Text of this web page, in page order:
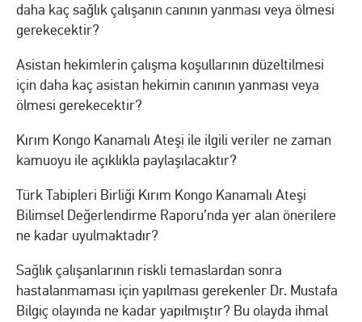
daha kaç sağlık çalışanın canının yanması veya ölmesi
gerekecektir?
Asistan hekimlerin çalışma koşullarının düzeltilmesi
için daha kaç asistan hekimin canının yanması veya
ölmesi gerekecektir?
Kırım Kongo Kanamalı Ateşi ile ilgili veriler ne zaman
kamuoyu ile açıklıkla paylaşılacaktır?
Türk Tabipleri Birliği Kırım Kongo Kanamalı Ateşi
Bilimsel Değerlendirme Raporu’nda yer alan önerilere
ne kadar uyulmaktadır?
Sağlık çalışanlarının riskli temaslardan sonra
hastalanmaması için yapılması gerekenler Dr. Mustafa
Bilgiç olayında ne kadar yapılmıştır? Bu olayda ihmal